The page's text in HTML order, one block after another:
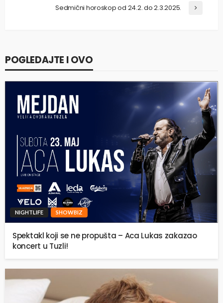
Sedmični horoskop od 24.2. do 2.3.2025.
POGLEDAJTE I OVO
NIGHTLIFE SHOWBIZ
Spektakl koji se ne propušta – Aca Lukas zakazao
koncert u Tuzli!